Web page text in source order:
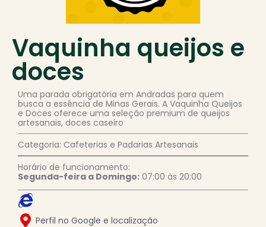
Vaquinha queijos e
doces
Uma parada obrigatória em Andradas para quem
busca a essência de Minas Gerais. A Vaquinha Queijos
e Doces oferece uma seleção premium de queijos
artesanais, doces caseiro
Categoria: Cafeterias e Padarias Artesanais
Horário de funcionamento:
Segunda-feira a Domingo: 07:00 às 20:00
Perfil no Google e localização